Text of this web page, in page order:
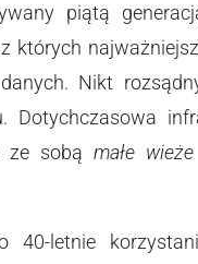
piątą
Nikt
Dotychczasowa
ze sobąmałe wieże
40-letnie